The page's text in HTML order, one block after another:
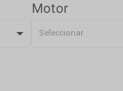
Motor